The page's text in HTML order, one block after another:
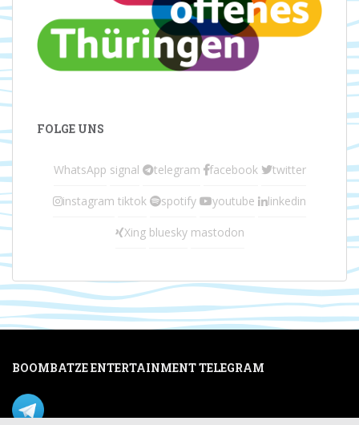
FOLGE UNS
WhatsApp signal telegram facebook twitter
instagram tiktok spotify youtube linkedin
Xing bluesky mastodon
BOOMBATZE ENTERTAINMENT TELEGRAM